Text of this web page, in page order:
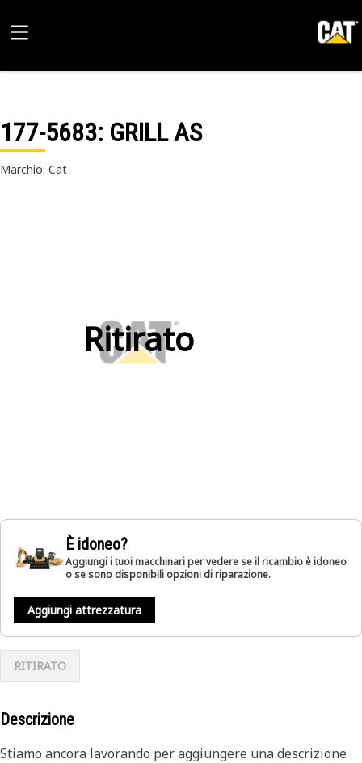
177-5683: GRILL AS
Marchio: Cat
Ritirato
È idoneo?
Aggiungi i tuoi macchinari per vedere se il ricambio è idoneo
o se sono disponibili opzioni di riparazione.
Aggiungi attrezzatura
RITIRATO
Descrizione
Stiamo ancora lavorando per aggiungere una descrizione